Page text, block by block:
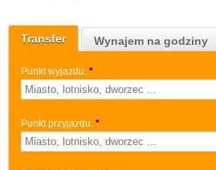
Transfer Wynajem na godziny
Punkt wyjazdu: *
Punkt przyjazdu: *